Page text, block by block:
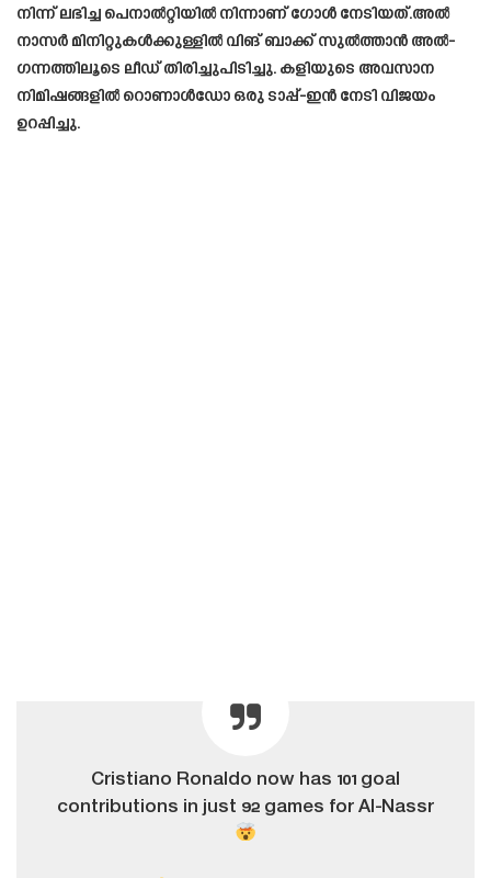
നിന്ന് ലഭിച്ച പെനാൽറ്റിയിൽ നിന്നാണ് ഗോൾ നേടിയത്.അൽ
നാസർ മിനിറ്റുകൾക്കുള്ളിൽ വിങ് ബാക്ക് സുൽത്താൻ അൽ-
ഗന്നത്തിലൂടെ ലീഡ് തിരിച്ചുപിടിച്ചു. കളിയുടെ അവസാന
നിമിഷങ്ങളിൽ റൊണാൾഡോ ഒരു ടാപ്പ്-ഇൻ നേടി വിജയം
ഉറപ്പിച്ചു.
Cristiano Ronaldo now has 101 goal
contributions in just 92 games for Al-Nassr